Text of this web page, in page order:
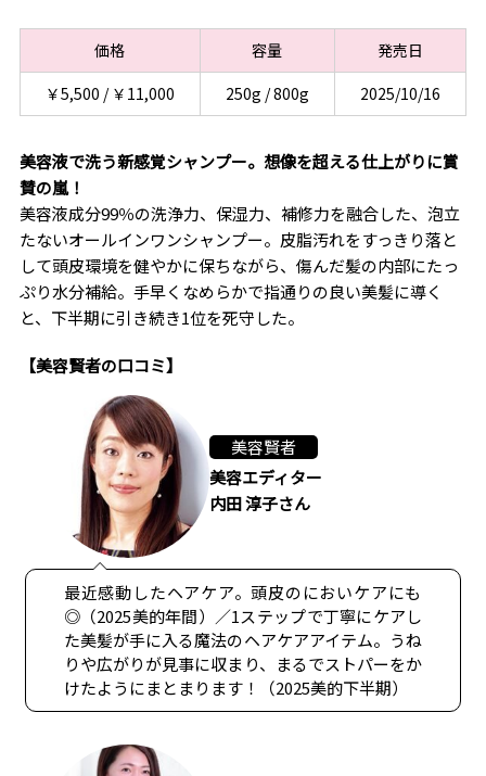
価格 容量
発売日
￥5,500 / ￥11,000
250g / 800g 2025/10/16
美容液で洗う新感覚シャンプー。想像を超える仕上がりに賞
賛の嵐！
美容液成分99％の洗浄力、保湿力、補修力を融合した、泡立
たないオールインワンシャンプー。皮脂汚れをすっきり落と
して頭皮環境を健やかに保ちながら、傷んだ髪の内部にたっ
ぷり水分補給。手早くなめらかで指通りの良い美髪に導く
と、下半期に引き続き1位を死守した。
【美容賢者の口コミ】
美容賢者
美容エディター
内田 淳子さん
最近感動したヘアケア。頭皮のにおいケアにも
◎（2025美的年間）／1ステップで丁寧にケアし
た美髪が手に入る魔法のヘアケアアイテム。うね
りや広がりが見事に収まり、まるでストパーをか
けたようにまとまります！（2025美的下半期）